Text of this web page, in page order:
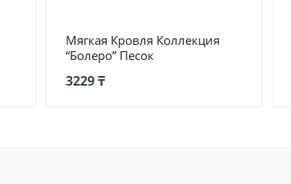
Мягкая Кровля Коллекция
“Болеро” Песок
3229 ₸